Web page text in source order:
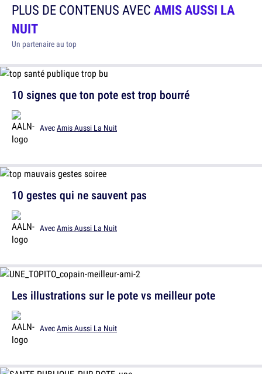
PLUS DE CONTENUS AVECAMIS AUSSI LA
NUIT
Un partenaire au top
10 signes que ton pote est trop bourré
AvecAmis Aussi La Nuit
10 gestes qui ne sauvent pas
AvecAmis Aussi La Nuit
Les illustrations sur le pote vs meilleur pote
AvecAmis Aussi La Nuit